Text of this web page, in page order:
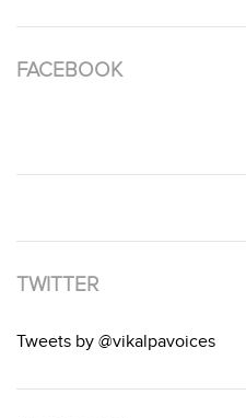
FACEBOOK
TWITTER
Tweets by @vikalpavoices